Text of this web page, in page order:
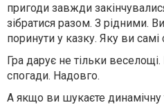
пригоди завжди
зібратися разом. З рідними.
поринути у казку. Яку ви
Гра дарує не тільки
спогади. Надовго.
А якщо ви шукаєте динамічну